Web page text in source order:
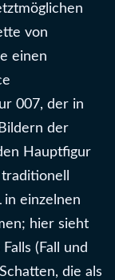
von
einen
007, der in
der
Hauptfigur
in einzelnen
hier sieht
(Fall und
die als